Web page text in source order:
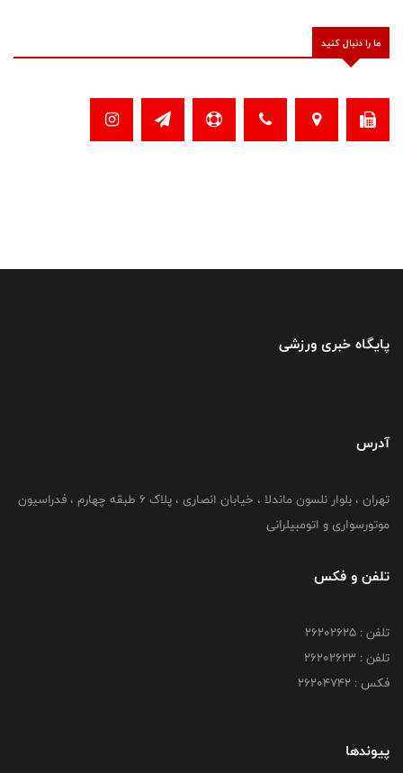
ما را دنبال کنید
پایگاه خبری ورزشی
آدرس
تهران ، بلوار نلسون ماندلا ، خیابان انصاری ، پلاک ۶ طبقه چهارم ، فدراسیون
موتورسواری و اتومبیلرانی
تلفن و فکس
تلفن : ۲۶۲۰۲۶۲۵
تلفن : ۲۶۲۰۲۶۲۳
فکس : ۲۶۲۰۴۷۴۲
پیوندها